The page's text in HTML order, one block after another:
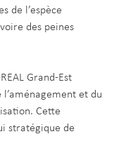
de l’espèce
des peines
Grand-Est
et du
Cette
stratégique de